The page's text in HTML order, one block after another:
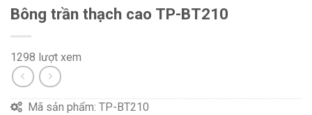
Bông trần thạch cao TP-BT210
1298 lượt xem
Mã sản phẩm: TP-BT210